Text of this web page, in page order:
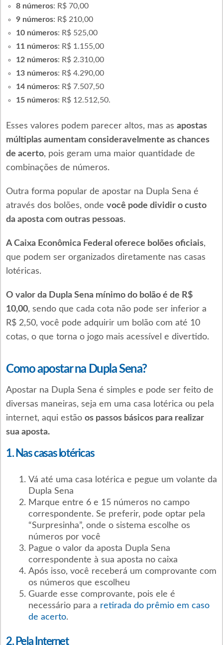
8 números: R$ 70,00
9 números: R$ 210,00
10 números: R$ 525,00
11 números: R$ 1.155,00
12 números: R$ 2.310,00
13 números: R$ 4.290,00
14 números: R$ 7.507,50
15 números: R$ 12.512,50.
Esses valores podem parecer altos, mas as apostas
múltiplas aumentam consideravelmente as chances
de acerto, pois geram uma maior quantidade de
combinações de números.
Outra forma popular de apostar na Dupla Sena é
através dos bolões, onde você pode dividir o custo
da aposta com outras pessoas.
A Caixa Econômica Federal oferece bolões oficiais,
que podem ser organizados diretamente nas casas
lotéricas.
O valor da Dupla Sena mínimo do bolão é de R$
10,00, sendo que cada cota não pode ser inferior a
R$ 2,50, você pode adquirir um bolão com até 10
cotas, o que torna o jogo mais acessível e divertido.
Como apostar na Dupla Sena?
Apostar na Dupla Sena é simples e pode ser feito de
diversas maneiras, seja em uma casa lotérica ou pela
internet, aqui estão os passos básicos para realizar
sua aposta.
1. Nas casas lotéricas
Vá até uma casa lotérica e pegue um volante da
Dupla Sena
Marque entre 6 e 15 números no campo
correspondente. Se preferir, pode optar pela
“Surpresinha”, onde o sistema escolhe os
números por você
Pague o valor da aposta Dupla Sena
correspondente à sua aposta no caixa
Após isso, você receberá um comprovante com
os números que escolheu
Guarde esse comprovante, pois ele é
necessário para a retirada do prêmio em caso
de acerto.
2. Pela Internet